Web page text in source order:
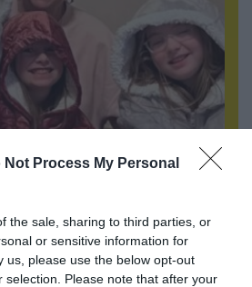
Not Process My Personal
the sale, sharing to third parties, or
or sensitive information for
us, please use the below opt-out
selection. Please note that after your
της μητέρας στον
πριν από τη δολοφονία των